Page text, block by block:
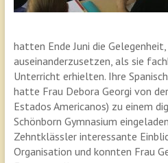
hatten Ende Juni die
auseinanderzusetzen, als sie
Unterricht erhielten. Ihre
hatte Frau Debora Georgi von
Estados Americanos) zu einem
Schönborn Gymnasium
Zehntklässler interessante
Organisation und konnten Frau